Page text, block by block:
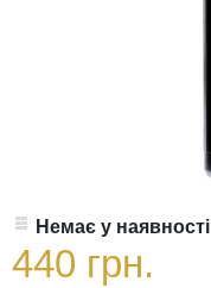
Немає у наявності
440 грн.